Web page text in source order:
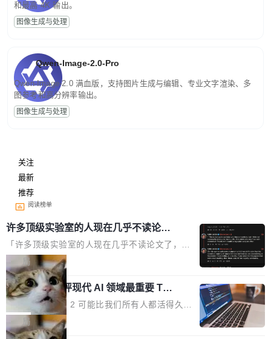
和最高 4K 输出。
图像生成与处理
Qwen-Image-2.0-Pro
Qwen-Image-2.0 满血版，支持图片生成与编辑、专业文字渲染、多
图参考和高分辨率输出。
图像生成与处理
关注
最新
推荐
阅读榜单
许多顶级实验室的人现在几乎不读论文
了
「许多顶级实验室的人现在几乎不读论文了，而
且他们认为 ICLR/ICML/NeurIPS 充斥着大量过
度宣传和欺诈。」 OpenAI 研究员 Keller Jorda
n 这条推文引发了广泛讨论。他不是在说风凉
话，他是说出了一个圈内人尽皆知但很少公开捅
破的事实。 Jordan 随后补充了一句软化声明：
「我不认为这些会议上大部分论文都在过度宣传
局
xAI 前工程师评现代 AI 领域最重要 Top
3 开源项目
Flash Attention 2 可能比我们所有人都活得久。
这句话不是来自某个技术博客，而是出自 Hieu
Pham 的一条推文。Hieu Pham 是谁？他是 xAI
局